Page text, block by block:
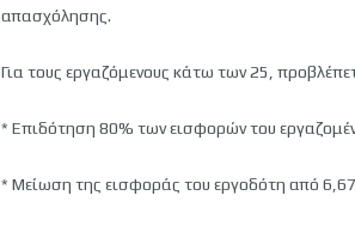
απασχόλησης.
Για τους εργαζόμενους κάτω των 25,
* Επιδότηση 80% των εισφορών του
* Μείωση της εισφοράς του εργοδότη από